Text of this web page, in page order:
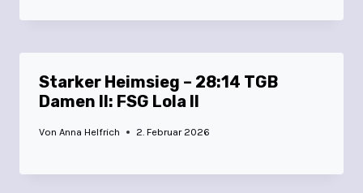
Starker Heimsieg – 28:14 TGB
Damen II: FSG Lola II
Von Anna Helfrich 2. Februar 2026